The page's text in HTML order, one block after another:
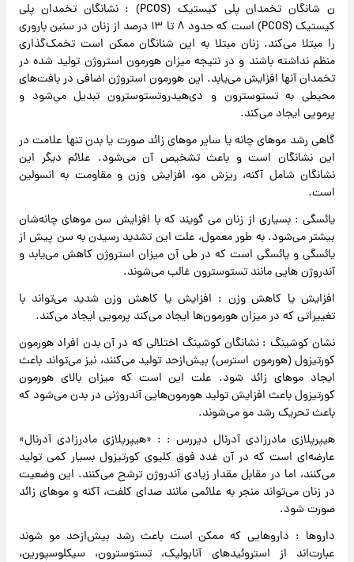
ن شانگان تخمدان پلی کیستیک (PCOS) : نشانگان تخمدان پلی
کیستیک (PCOS) است که حدود ۸ تا ۱۳ درصد از زنان در سنین باروری
را مبتلا می‌کند. زنان مبتلا به این شنانگان ممکن است تخمک‌گذاری
منظم نداشته باشند و در نتیجه میزان هورمون استروژن تولید شده در
تخمدان آنها افزایش می‌یابد. این هورمون استروژن اضافی در بافت‌های
محیطی به تستوسترون و دی‌هیدروتستوسترون تبدیل می‌شود و
پرمویی ایجاد می‌کند.
گاهی رشد موهای چانه یا سایر موهای زائد صورت یا بدن تنها علامت در
این نشانگان است و باعث تشخیص آن می‌شود. علائم دیگر این
نشانگان شامل آکنه، ریزش مو، افزایش وزن و مقاومت به انسولین
است.
یائسگی : بسیاری از زنان می گویند که با افزایش سن موهای چانه‌شان
بیشتر می‌شود. به طور معمول، علت این تشدید رسیدن به سن پیش از
یائسگی و یائسگی است که در طی آن میزان استروژن کاهش می‌یابد و
آندروژن هایی مانند تستوسترون غالب می‌شوند.
افزایش یا کاهش وزن : افزایش یا کاهش وزن شدید می‌تواند با
تغییراتی که در میزان هورمون‌ها ایجاد می‌کند پرمویی ایجاد می‌کند.
نشان کوشینگ : نشانگان کوشینگ اختلالی که در آن بدن افراد هورمون
کورتیزول (هورمون استرس) بیش‌ازحد تولید می‌کنند، نیز می‌تواند باعث
ایجاد موهای زائد شود. علت این است که میزان بالای هورمون
کورتیزول باعث افزایش تولید هورمون‌هایی آندروژنی در بدن می‌شود که
باعث تحریک رشد مو می‌شوند.
هیپرپلازی مادرزادی آدرنال دیررس : : «هیپرپلازی مادرزادی آدرنال»
عارضه‌ای است که در آن غدد فوق کلیوی کورتیزول بسیار کمی تولید
می‌کنند، اما در مقابل مقدار زیادی آندروژن ترشح می‌کنند. این وضعیت
در زنان می‌تواند منجر به علائمی مانند صدای کلفت، آکنه و موهای زائد
صورت شود.
داروها : داروهایی که ممکن است باعث رشد بیش‌ازحد مو شوند
عبارت‌اند از استروئیدهای آنابولیک، تستوسترون، سیکلوسپورین،